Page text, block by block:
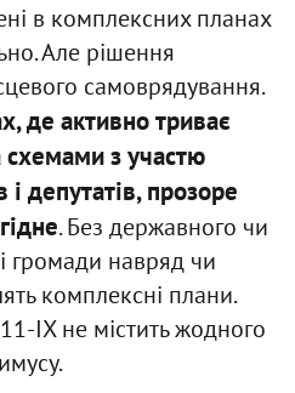
в комплексних планах
Але рішення
самоврядування.
де активно триває
схемами з участю
депутатів, прозоре
. Без державного чи
громади навряд чи
комплексні плани.
IX не містить жодного